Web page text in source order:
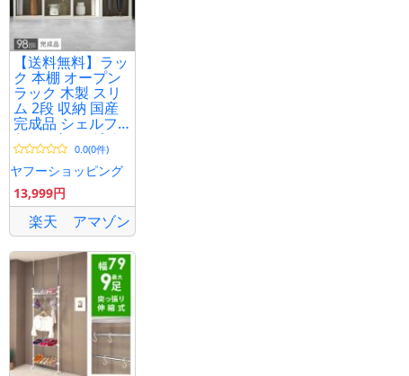
【送料無料】ラッ
ク 本棚 オープン
ラック 木製 スリ
ム 2段 収納 国産
完成品 シェルフ
おしゃれ マガジ
ンラック ロータ
イプ
0.0(0件)
ヤフーショッピング
13,999円
楽天 アマゾン